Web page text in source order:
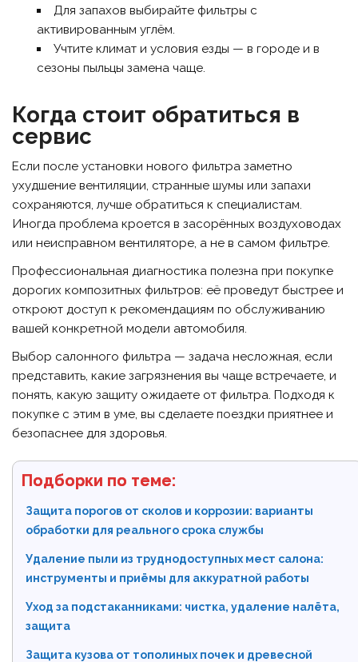
Для запахов выбирайте фильтры с
активированным углём.
Учтите климат и условия езды — в городе и в
сезоны пыльцы замена чаще.
Когда стоит обратиться в
сервис
Если после установки нового фильтра заметно
ухудшение вентиляции, странные шумы или запахи
сохраняются, лучше обратиться к специалистам.
Иногда проблема кроется в засорённых воздуховодах
или неисправном вентиляторе, а не в самом фильтре.
Профессиональная диагностика полезна при покупке
дорогих композитных фильтров: её проведут быстрее и
откроют доступ к рекомендациям по обслуживанию
вашей конкретной модели автомобиля.
Выбор салонного фильтра — задача несложная, если
представить, какие загрязнения вы чаще встречаете, и
понять, какую защиту ожидаете от фильтра. Подходя к
покупке с этим в уме, вы сделаете поездки приятнее и
безопаснее для здоровья.
Подборки по теме:
Защита порогов от сколов и коррозии: варианты
обработки для реального срока службы
Удаление пыли из труднодоступных мест салона:
инструменты и приёмы для аккуратной работы
Уход за подстаканниками: чистка, удаление налёта,
защита
Защита кузова от тополиных почек и древесной